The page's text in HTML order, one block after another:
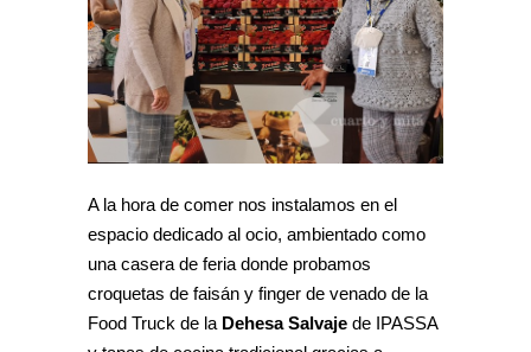
A la hora de comer nos instalamos en el
espacio dedicado al ocio, ambientado como
una casera de feria donde probamos
croquetas de faisán y finger de venado de la
Food Truck de la Dehesa Salvaje de IPASSA